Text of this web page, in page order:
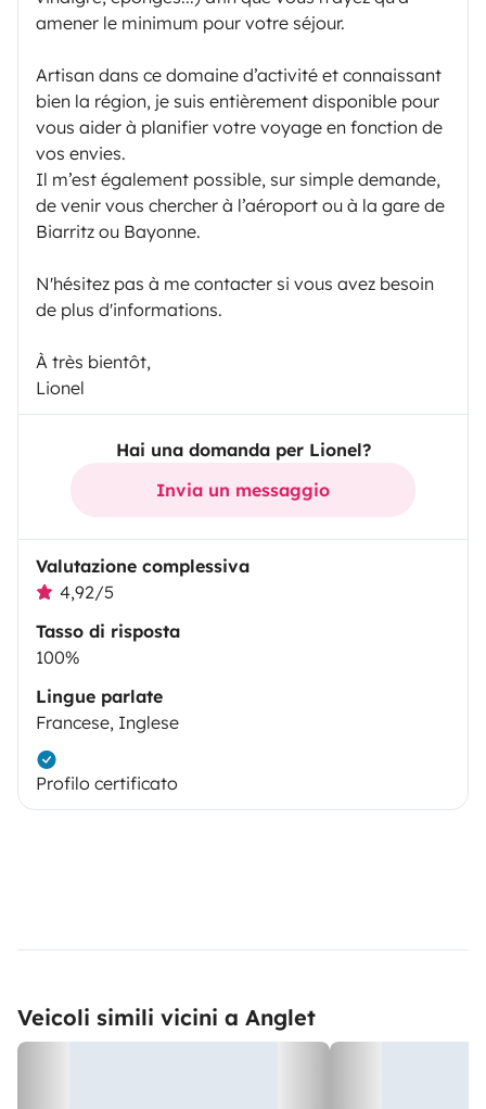
amener le minimum pour votre séjour.
Artisan dans ce domaine d’activité et connaissant
bien la région, je suis entièrement disponible pour
vous aider à planifier votre voyage en fonction de
vos envies.
Il m’est également possible, sur simple demande,
de venir vous chercher à l’aéroport ou à la gare de
Biarritz ou Bayonne.
N'hésitez pas à me contacter si vous avez besoin
de plus d'informations.
À très bientôt,
Lionel
Hai una domanda per Lionel?
Invia un messaggio
Valutazione complessiva
4,92/5
Tasso di risposta
100%
Lingue parlate
Francese, Inglese
Profilo certificato
Veicoli simili vicini a Anglet